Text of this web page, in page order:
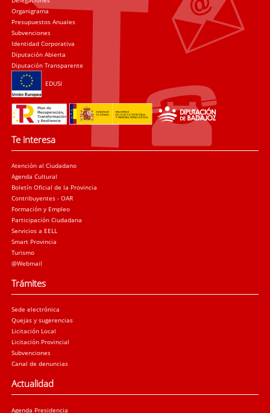
Organigrama
Presupuestos Anuales
Subvenciones
Identidad Corporativa
Diputación Abierta
Diputación Transparente
EDUSI
Te interesa
Atención al Ciudadano
Agenda Cultural
Boletín Oficial de la Provincia
Contribuyentes - OAR
Formación y Empleo
Participación Ciudadana
Servicios a EELL
Smart Provincia
Turismo
@Webmail
Trámites
Sede electrónica
Quejas y sugerencias
Licitación Local
Licitación Provincial
Subvenciones
Canal de denuncias
Actualidad
Agenda Presidencia